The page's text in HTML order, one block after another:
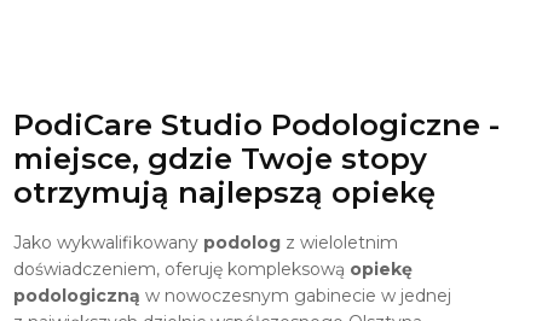
PodiCare Studio Podologiczne -
miejsce, gdzie Twoje stopy
otrzymują najlepszą opiekę
Jako wykwalifikowany podologz wieloletnim
doświadczeniem, oferuję kompleksową opiekę
podologiczną w nowoczesnym gabinecie w jednej